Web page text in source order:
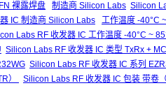
裸露焊盘
制造商 Silicon Labs Silicon
IC 制造商 Silicon Labs
工作温度 -40°C
Labs RF 收发器 IC 工作温度 -40°C ~
Silicon Labs RF 收发器 IC 类型 TxRx +
Silicon Labs RF 收发器 IC 系列
）
Silicon Labs RF 收发器 IC 包装 带卷